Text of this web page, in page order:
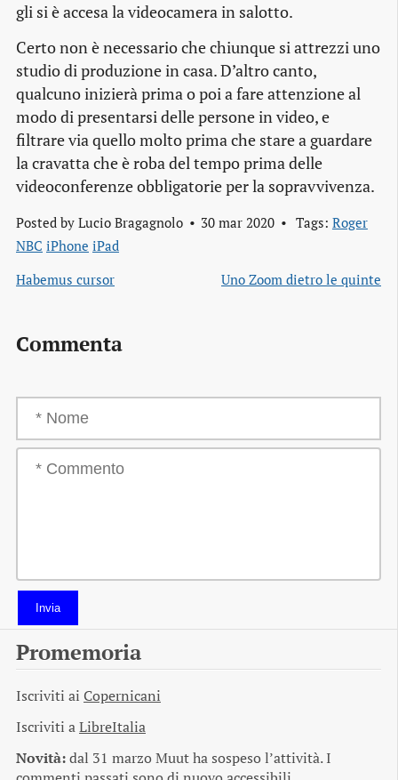
gli si è accesa la videocamera in salotto.
Certo non è necessario che chiunque si attrezzi uno
studio di produzione in casa. D’altro canto,
qualcuno inizierà prima o poi a fare attenzione al
modo di presentarsi delle persone in video, e
filtrare via quello molto prima che stare a guardare
la cravatta che è roba del tempo prima delle
videoconferenze obbligatorie per la sopravvivenza.
Posted by Lucio Bragagnolo 30 mar 2020 Tags: Roger
NBC iPhone iPad
Habemus cursor
Uno Zoom dietro le quinte
Commenta
Invia
Promemoria
Iscriviti ai Copernicani
Iscriviti aLibreItalia
Novità:dal 31 marzo Muut ha sospeso l’attività. I